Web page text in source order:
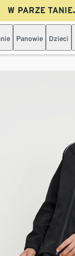
W PARZE
Panowie Dzieci